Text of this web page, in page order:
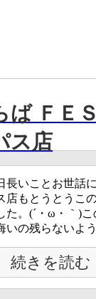
ば ＦＥ
ス店
いことお世話
店もとうとうこ
た。(´・ω・｀)
いの残らないよ
続きを読む